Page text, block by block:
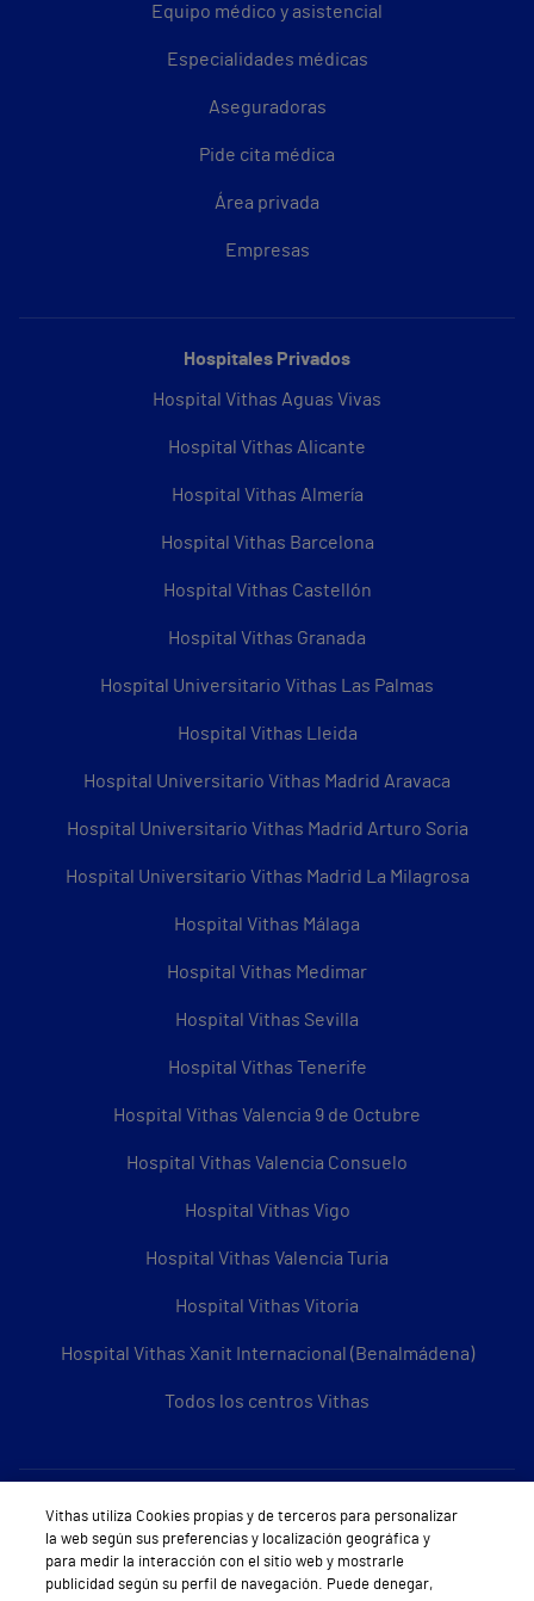
Equipo médico y asistencial
Especialidades médicas
Aseguradoras
Pide cita médica
Área privada
Empresas
Hospitales Privados
Hospital Vithas Aguas Vivas
Hospital Vithas Alicante
Hospital Vithas Almería
Hospital Vithas Barcelona
Hospital Vithas Castellón
Hospital Vithas Granada
Hospital Universitario Vithas Las Palmas
Hospital Vithas Lleida
Hospital Universitario Vithas Madrid Aravaca
Hospital Universitario Vithas Madrid Arturo Soria
Hospital Universitario Vithas Madrid La Milagrosa
Hospital Vithas Málaga
Hospital Vithas Medimar
Hospital Vithas Sevilla
Hospital Vithas Tenerife
Hospital Vithas Valencia 9 de Octubre
Hospital Vithas Valencia Consuelo
Hospital Vithas Vigo
Hospital Vithas Valencia Turia
Hospital Vithas Vitoria
Hospital Vithas Xanit Internacional (Benalmádena)
Todos los centros Vithas
Sobre Vithas
Quiénes somos
Vithas utiliza Cookies propias y de terceros para personalizar
la web según sus preferencias y localización geográfica y
para medir la interacción con el sitio web y mostrarle
publicidad según su perfil de navegación. Puede denegar,